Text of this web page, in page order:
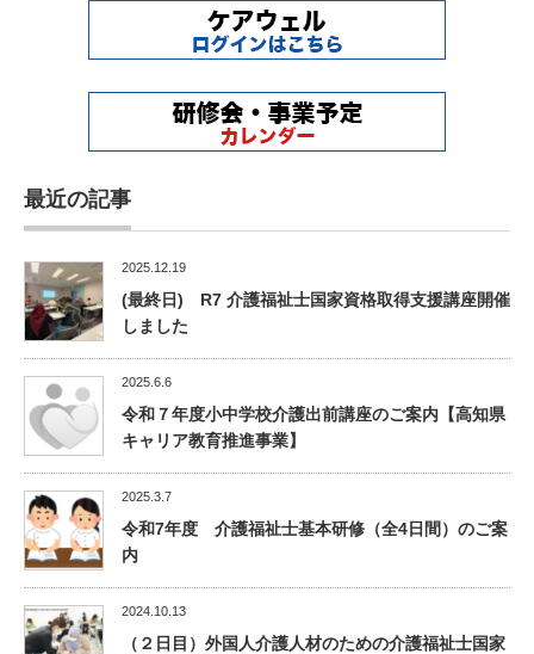
最近の記事
2025.12.19
(最終日) R7 介護福祉士国家資格取得支援講座開催
しました
2025.6.6
令和７年度小中学校介護出前講座のご案内【高知県
キャリア教育推進事業】
2025.3.7
令和7年度 介護福祉士基本研修（全4日間）のご案
内
2024.10.13
（２日目）外国人介護人材のための介護福祉士国家